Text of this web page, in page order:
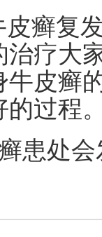
癣复
疗大
皮癣
的过程
患处